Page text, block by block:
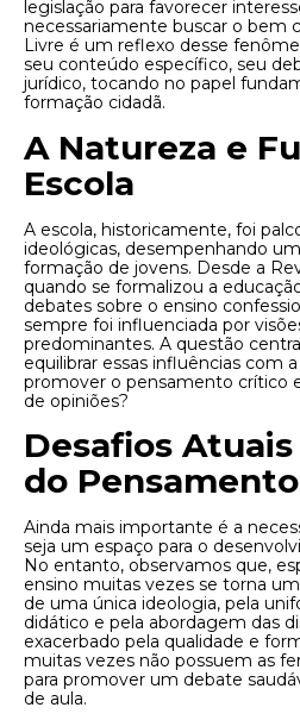
legislação para favorecer
necessariamente buscar o bem
Livre é um reflexo desse
seu conteúdo específico, seu
jurídico, tocando no papel
formação cidadã.
A Natureza e
Escola
A escola, historicamente, foi
ideológicas, desempenhando
formação de jovens. Desde a
quando se formalizou a
debates sobre o ensino
sempre foi influenciada por
predominantes. A questão
equilibrar essas influências com
promover o pensamento crítico
de opiniões?
Desafios
do
Ainda mais importante é a
seja um espaço para o
No entanto, observamos que,
ensino muitas vezes se torna
de uma única ideologia, pela
didático e pela abordagem das
exacerbado pela qualidade e
muitas vezes não possuem as
para promover um debate
de aula.